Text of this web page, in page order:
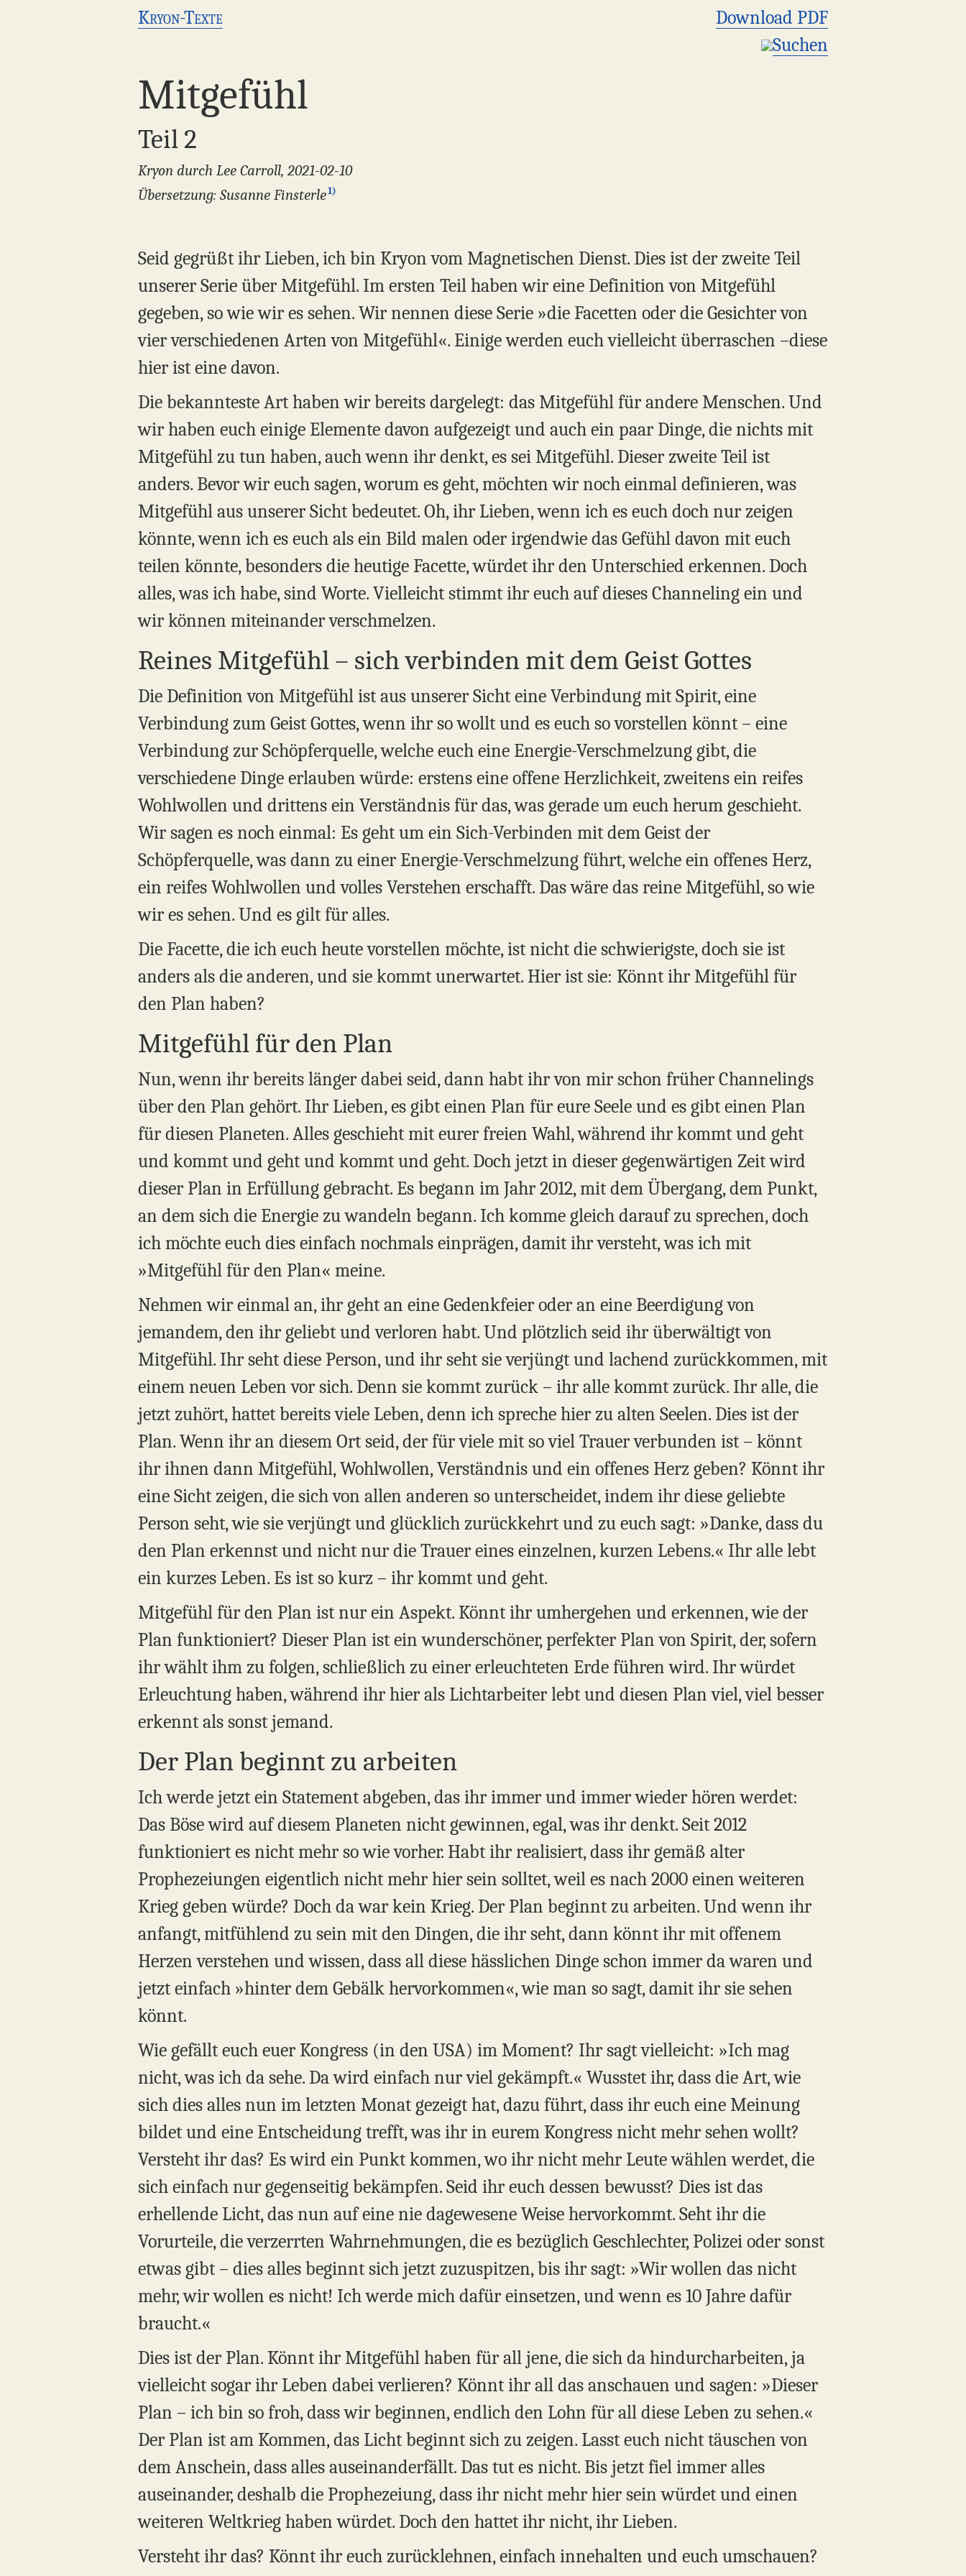
Kryon-Texte
Download PDF
Suchen
Mitgefühl
Teil 2
Kryon durch Lee Carroll, 2021-02-10
Übersetzung: Susanne Finsterle1)
Seid gegrüßt ihr Lieben, ich bin Kryon vom Magnetischen Dienst. Dies ist der zweite Teil
unserer Serie über Mitgefühl. Im ersten Teil haben wir eine Definition von Mitgefühl
gegeben, so wie wir es sehen. Wir nennen diese Serie »die Facetten oder die Gesichter von
vier verschiedenen Arten von Mitgefühl«. Einige werden euch vielleicht überraschen –diese
hier ist eine davon.
Die bekannteste Art haben wir bereits dargelegt: das Mitgefühl für andere Menschen. Und
wir haben euch einige Elemente davon aufgezeigt und auch ein paar Dinge, die nichts mit
Mitgefühl zu tun haben, auch wenn ihr denkt, es sei Mitgefühl. Dieser zweite Teil ist
anders. Bevor wir euch sagen, worum es geht, möchten wir noch einmal definieren, was
Mitgefühl aus unserer Sicht bedeutet. Oh, ihr Lieben, wenn ich es euch doch nur zeigen
könnte, wenn ich es euch als ein Bild malen oder irgendwie das Gefühl davon mit euch
teilen könnte, besonders die heutige Facette, würdet ihr den Unterschied erkennen. Doch
alles, was ich habe, sind Worte. Vielleicht stimmt ihr euch auf dieses Channeling ein und
wir können miteinander verschmelzen.
Reines Mitgefühl – sich verbinden mit dem Geist Gottes
Die Definition von Mitgefühl ist aus unserer Sicht eine Verbindung mit Spirit, eine
Verbindung zum Geist Gottes, wenn ihr so wollt und es euch so vorstellen könnt – eine
Verbindung zur Schöpferquelle, welche euch eine Energie-Verschmelzung gibt, die
verschiedene Dinge erlauben würde: erstens eine offene Herzlichkeit, zweitens ein reifes
Wohlwollen und drittens ein Verständnis für das, was gerade um euch herum geschieht.
Wir sagen es noch einmal: Es geht um ein Sich-Verbinden mit dem Geist der
Schöpferquelle, was dann zu einer Energie-Verschmelzung führt, welche ein offenes Herz,
ein reifes Wohlwollen und volles Verstehen erschafft. Das wäre das reine Mitgefühl, so wie
wir es sehen. Und es gilt für alles.
Die Facette, die ich euch heute vorstellen möchte, ist nicht die schwierigste, doch sie ist
anders als die anderen, und sie kommt unerwartet. Hier ist sie: Könnt ihr Mitgefühl für
den Plan haben?
Mitgefühl für den Plan
Nun, wenn ihr bereits länger dabei seid, dann habt ihr von mir schon früher Channelings
über den Plan gehört. Ihr Lieben, es gibt einen Plan für eure Seele und es gibt einen Plan
für diesen Planeten. Alles geschieht mit eurer freien Wahl, während ihr kommt und geht
und kommt und geht und kommt und geht. Doch jetzt in dieser gegenwärtigen Zeit wird
dieser Plan in Erfüllung gebracht. Es begann im Jahr 2012, mit dem Übergang, dem Punkt,
an dem sich die Energie zu wandeln begann. Ich komme gleich darauf zu sprechen, doch
ich möchte euch dies einfach nochmals einprägen, damit ihr versteht, was ich mit
»Mitgefühl für den Plan« meine.
Nehmen wir einmal an, ihr geht an eine Gedenkfeier oder an eine Beerdigung von
jemandem, den ihr geliebt und verloren habt. Und plötzlich seid ihr überwältigt von
Mitgefühl. Ihr seht diese Person, und ihr seht sie verjüngt und lachend zurückkommen, mit
einem neuen Leben vor sich. Denn sie kommt zurück – ihr alle kommt zurück. Ihr alle, die
jetzt zuhört, hattet bereits viele Leben, denn ich spreche hier zu alten Seelen. Dies ist der
Plan. Wenn ihr an diesem Ort seid, der für viele mit so viel Trauer verbunden ist – könnt
ihr ihnen dann Mitgefühl, Wohlwollen, Verständnis und ein offenes Herz geben? Könnt ihr
eine Sicht zeigen, die sich von allen anderen so unterscheidet, indem ihr diese geliebte
Person seht, wie sie verjüngt und glücklich zurückkehrt und zu euch sagt: »Danke, dass du
den Plan erkennst und nicht nur die Trauer eines einzelnen, kurzen Lebens.« Ihr alle lebt
ein kurzes Leben. Es ist so kurz – ihr kommt und geht.
Mitgefühl für den Plan ist nur ein Aspekt. Könnt ihr umhergehen und erkennen, wie der
Plan funktioniert? Dieser Plan ist ein wunderschöner, perfekter Plan von Spirit, der, sofern
ihr wählt ihm zu folgen, schließlich zu einer erleuchteten Erde führen wird. Ihr würdet
Erleuchtung haben, während ihr hier als Lichtarbeiter lebt und diesen Plan viel, viel besser
erkennt als sonst jemand.
Der Plan beginnt zu arbeiten
Ich werde jetzt ein Statement abgeben, das ihr immer und immer wieder hören werdet:
Das Böse wird auf diesem Planeten nicht gewinnen, egal, was ihr denkt. Seit 2012
funktioniert es nicht mehr so wie vorher. Habt ihr realisiert, dass ihr gemäß alter
Prophezeiungen eigentlich nicht mehr hier sein solltet, weil es nach 2000 einen weiteren
Krieg geben würde? Doch da war kein Krieg. Der Plan beginnt zu arbeiten. Und wenn ihr
anfangt, mitfühlend zu sein mit den Dingen, die ihr seht, dann könnt ihr mit offenem
Herzen verstehen und wissen, dass all diese hässlichen Dinge schon immer da waren und
jetzt einfach »hinter dem Gebälk hervorkommen«, wie man so sagt, damit ihr sie sehen
könnt.
Wie gefällt euch euer Kongress (in den USA) im Moment? Ihr sagt vielleicht: »Ich mag
nicht, was ich da sehe. Da wird einfach nur viel gekämpft.« Wusstet ihr, dass die Art, wie
sich dies alles nun im letzten Monat gezeigt hat, dazu führt, dass ihr euch eine Meinung
bildet und eine Entscheidung trefft, was ihr in eurem Kongress nicht mehr sehen wollt?
Versteht ihr das? Es wird ein Punkt kommen, wo ihr nicht mehr Leute wählen werdet, die
sich einfach nur gegenseitig bekämpfen. Seid ihr euch dessen bewusst? Dies ist das
erhellende Licht, das nun auf eine nie dagewesene Weise hervorkommt. Seht ihr die
Vorurteile, die verzerrten Wahrnehmungen, die es bezüglich Geschlechter, Polizei oder sonst
etwas gibt – dies alles beginnt sich jetzt zuzuspitzen, bis ihr sagt: »Wir wollen das nicht
mehr, wir wollen es nicht! Ich werde mich dafür einsetzen, und wenn es 10 Jahre dafür
braucht.«
Dies ist der Plan. Könnt ihr Mitgefühl haben für all jene, die sich da hindurcharbeiten, ja
vielleicht sogar ihr Leben dabei verlieren? Könnt ihr all das anschauen und sagen: »Dieser
Plan – ich bin so froh, dass wir beginnen, endlich den Lohn für all diese Leben zu sehen.«
Der Plan ist am Kommen, das Licht beginnt sich zu zeigen. Lasst euch nicht täuschen von
dem Anschein, dass alles auseinanderfällt. Das tut es nicht. Bis jetzt fiel immer alles
auseinander, deshalb die Prophezeiung, dass ihr nicht mehr hier sein würdet und einen
weiteren Weltkrieg haben würdet. Doch den hattet ihr nicht, ihr Lieben.
Versteht ihr das? Könnt ihr euch zurücklehnen, einfach innehalten und euch umschauen?